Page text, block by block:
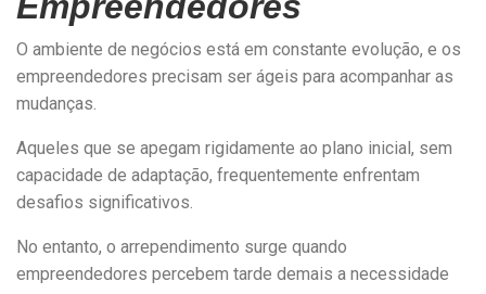
O ambiente de negócios está em constante evolução, e os
empreendedores precisam ser ágeis para acompanhar as
mudanças.
Aqueles que se apegam rigidamente ao plano inicial, sem
capacidade de adaptação, frequentemente enfrentam
desafios significativos.
No entanto, o arrependimento surge quando
empreendedores percebem tarde demais a necessidade